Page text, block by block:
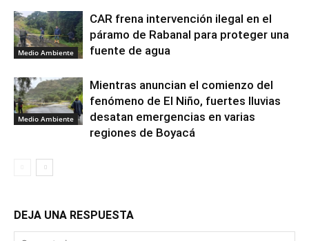
Medio Ambiente
CAR frena intervención ilegal en el
páramo de Rabanal para proteger una
fuente de agua
Medio Ambiente
Mientras anuncian el comienzo del
fenómeno de El Niño, fuertes lluvias
desatan emergencias en varias
regiones de Boyacá
DEJA UNA RESPUESTA